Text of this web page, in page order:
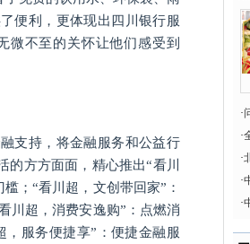
便利，更体现出四川银行服
微不至的关怀让他们感受到
支持，将金融服务和公益行
方方面面，精心推出“看川
；“看川超，文创带回家”：
川超，消费安逸购”：点燃消
，服务便捷享”：便捷金融服
·
·
·
·
·